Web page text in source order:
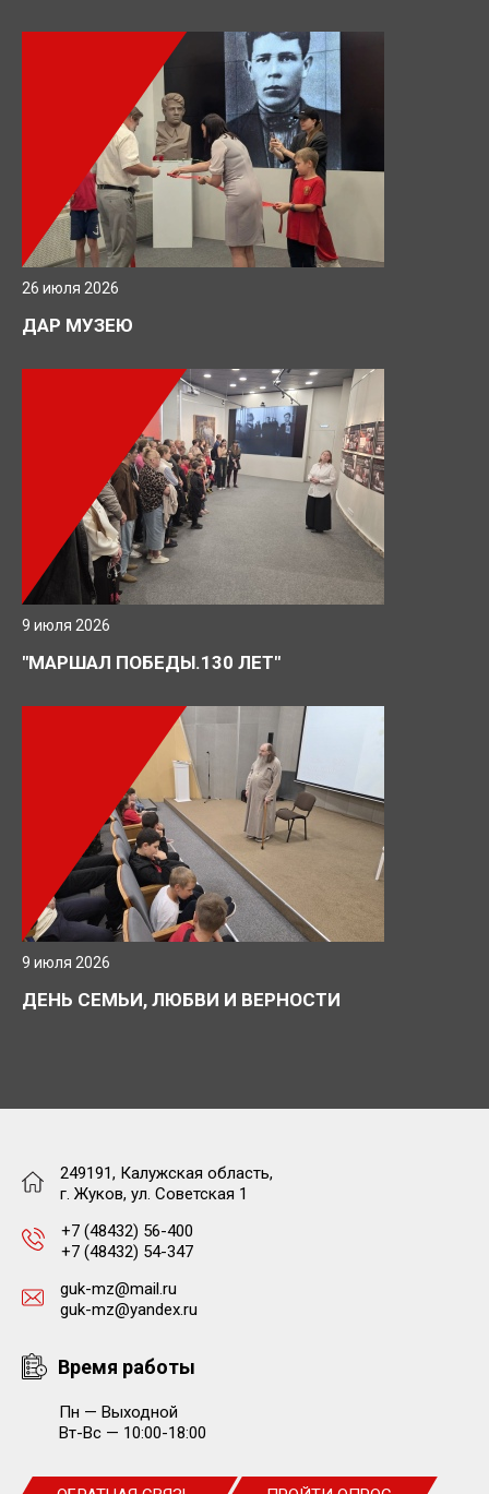
26 июля 2026
ДАР МУЗЕЮ
9 июля 2026
"МАРШАЛ ПОБЕДЫ.130 ЛЕТ"
9 июля 2026
ДЕНЬ СЕМЬИ, ЛЮБВИ И ВЕРНОСТИ
249191, Калужская область,
г. Жуков, ул. Советская 1
+7 (48432) 56-400
+7 (48432) 54-347
guk-mz@mail.ru
guk-mz@yandex.ru
Время работы
Пн — Выходной
Вт-Вс — 10:00-18:00